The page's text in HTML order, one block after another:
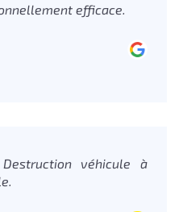
efficace.
véhicule à